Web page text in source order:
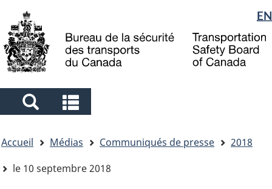
to
main
to
"About
government"
à
la
Sélection
de
la
langue
EN
Search
and
menus
and
menus
êtes
ici
Accueil Médias Communiqués de presse
2018
le 10 septembre 2018